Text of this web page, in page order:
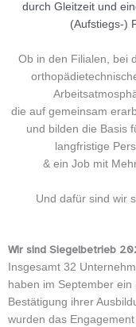
durch Gleitzeit und
(Aufstiegs-)
Ob in den Filialen, bei
die auf gemeinsam
und bilden die Basis
langfristige
& ein Job mit
Und dafür sind wir
Wir sind Siegelbetrieb
Insgesamt 32
haben im September
Bestätigung ihrer
wurden das